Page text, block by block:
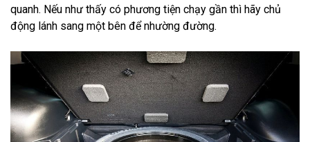
quanh. Nếu như thấy có phương tiện chạy gần thì hãy chủ
động lánh sang một bên để nhường đường.